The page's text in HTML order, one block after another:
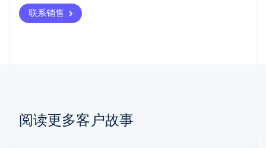
联系销售
阅读更多客户故事
奥地利
Deutsch English
Nederlands Français Deutsch
波兰